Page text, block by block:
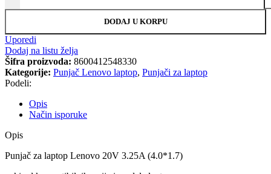
DODAJ U KORPU
Uporedi
Dodaj na listu želja
Šifra proizvoda: 8600412548330
Kategorije: Punjač Lenovo laptop, Punjači za laptop
Podeli:
Opis
Način isporuke
Opis
Punjač za laptop Lenovo 20V 3.25A (4.0*1.7)